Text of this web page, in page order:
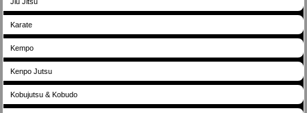
Karate
Kempo
Kenpo Jutsu
Kobujutsu & Kobudo